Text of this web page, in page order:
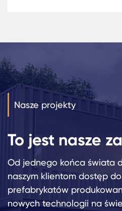
wystawowe i inne
uwzględnione w szkole.
obecnie w przedszkolu w
Nasze projekty
To jest nasze
Od jednego końca świata
naszym klientom dostęp
prefabrykatów
nowych technologii na